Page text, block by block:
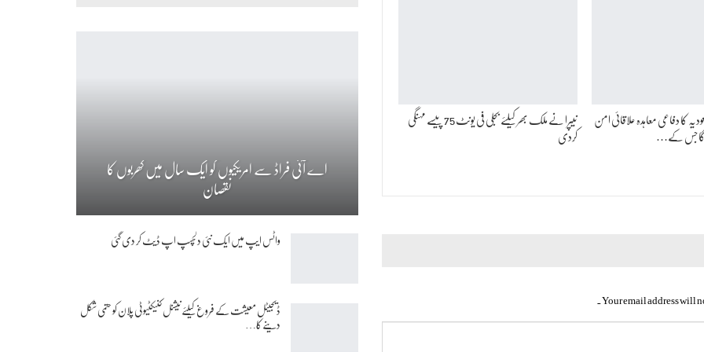
کا دفاعی معاہدہ علاقائی امن
ہوگا جس کے…
نیپرا نے ملک بھر کیلئے بجلی فی یونٹ 75 پیسے مہنگی
کردی
Your email address will
اے آئی فراڈ سے امریکیوں کو ایک سال میں کھربوں کا
نقصان
واٹس ایپ میں ایک نئی دلچسپ اپ ڈیٹ کر دی گئی
ڈیجیٹل معیشت کے فروغ کیلئے نیشنل کنیکٹیوٹی پلان کو حتمی شکل
دینے کا…